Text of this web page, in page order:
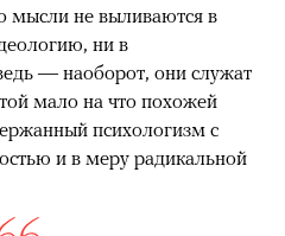
мысли не выливаются в
ни в
— наоборот, они служат
мало на что похожей
психологизм с
и в меру радикальной